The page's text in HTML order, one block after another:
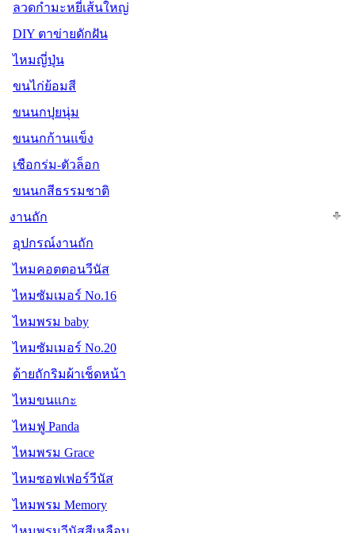
ลวดกำมะหยี่เส้นใหญ่
DIY ตาข่ายดักฝัน
ไหมญี่ปุ่น
ขนไก่ย้อมสี
ขนนกปุยนุ่ม
ขนนกก้านแข็ง
เชือกร่ม-ตัวล็อก
ขนนกสีธรรมชาติ
งานถัก
อุปกรณ์งานถัก
ไหมคอตตอนวีนัส
ไหมซัมเมอร์ No.16
ไหมพรม baby
ไหมซัมเมอร์ No.20
ด้ายถักริมผ้าเช็ดหน้า
ไหมขนแกะ
ไหมฟู Panda
ไหมพรม Grace
ไหมซอฟเฟอร์วีนัส
ไหมพรม Memory